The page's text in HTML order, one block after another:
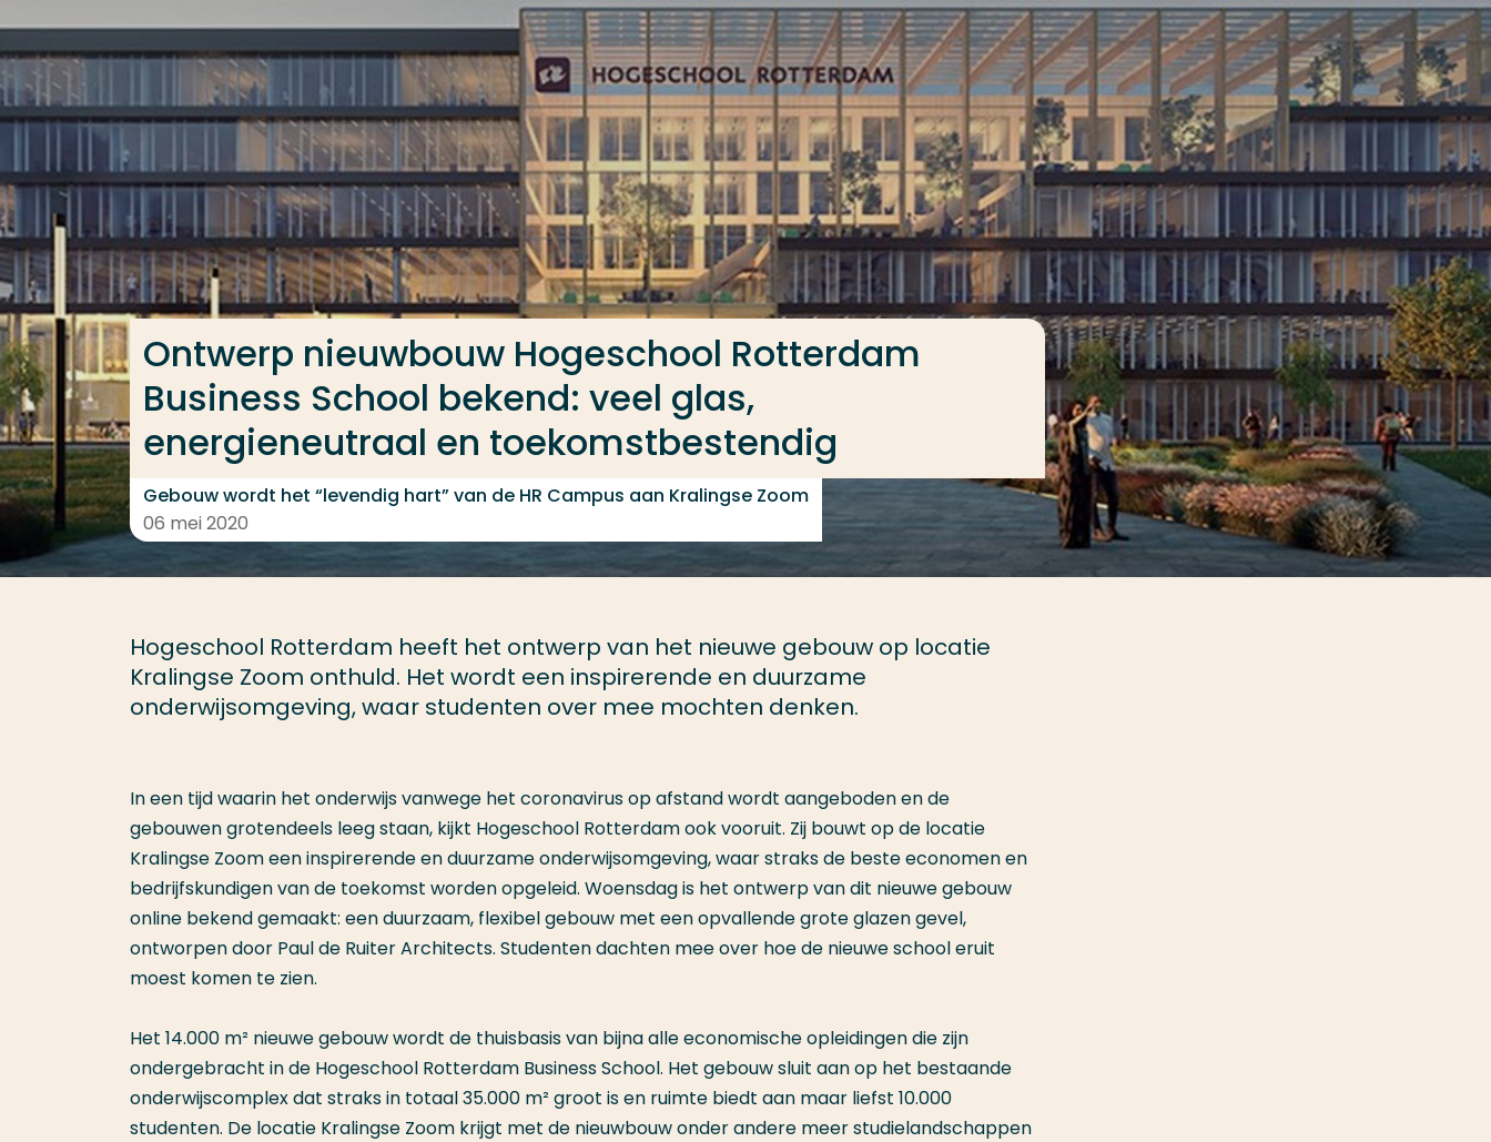
Ontwerp nieuwbouw Hogeschool Rotterdam
Business School bekend: veel glas,
energieneutraal en toekomstbestendig
Gebouw wordt het “levendig hart” van de HR Campus aan Kralingse Zoom
06 mei 2020
Hogeschool Rotterdam heeft het ontwerp van het nieuwe gebouw op locatie
Kralingse Zoom onthuld. Het wordt een inspirerende en duurzame
onderwijsomgeving, waar studenten over mee mochten denken.
In een tijd waarin het onderwijs vanwege het coronavirus op afstand wordt aangeboden en de
gebouwen grotendeels leeg staan, kijkt Hogeschool Rotterdam ook vooruit. Zij bouwt op de locatie
Kralingse Zoom een inspirerende en duurzame onderwijsomgeving, waar straks de beste economen en
bedrijfskundigen van de toekomst worden opgeleid. Woensdag is het ontwerp van dit nieuwe gebouw
online bekend gemaakt: een duurzaam, flexibel gebouw met een opvallende grote glazen gevel,
ontworpen door Paul de Ruiter Architects. Studenten dachten mee over hoe de nieuwe school eruit
moest komen te zien.
Het 14.000 m² nieuwe gebouw wordt de thuisbasis van bijna alle economische opleidingen die zijn
ondergebracht in de Hogeschool Rotterdam Business School. Het gebouw sluit aan op het bestaande
onderwijscomplex dat straks in totaal 35.000 m² groot is en ruimte biedt aan maar liefst 10.000
studenten. De locatie Kralingse Zoom krijgt met de nieuwbouw onder andere meer studielandschappen
Opleiding
Contact